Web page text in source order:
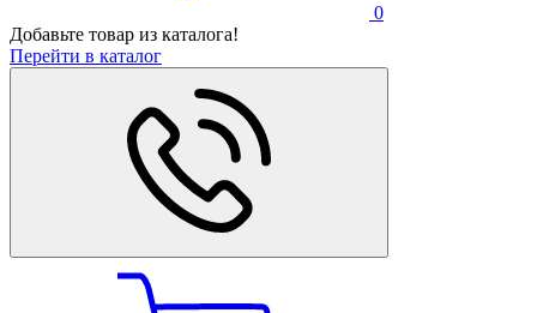
0
Добавьте товар из каталога!
Перейти в каталог